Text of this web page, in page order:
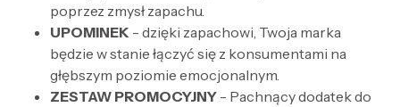
poprzez zmysł zapachu.
UPOMINEK - dzięki zapachowi, Twoja marka
będzie w stanie łączyć się z konsumentami na
głębszym poziomie emocjonalnym.
ZESTAW PROMOCYJNY - Pachnący dodatek do